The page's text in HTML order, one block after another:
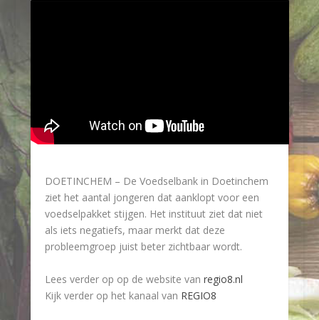
DOETINCHEM – De Voedselbank in Doetinchem
ziet het aantal jongeren dat aanklopt voor een
voedselpakket stijgen. Het instituut ziet dat niet
als iets negatiefs, maar merkt dat deze
probleemgroep juist beter zichtbaar wordt.
Lees verder op op de website van regio8.nl
Kijk verder op het kanaal van REGIO8